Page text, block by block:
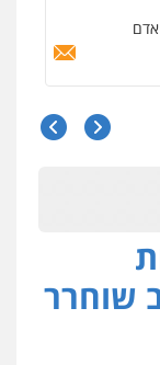
יעקב שוחרר